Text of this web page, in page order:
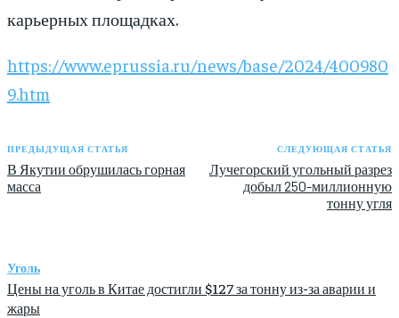
карьерных площадках.
https://www.eprussia.ru/news/base/2024/400980
9.htm
ПРЕДЫДУЩАЯ СТАТЬЯ
В Якутии обрушилась горная
масса
СЛЕДУЮЩАЯ СТАТЬЯ
Лучегорский угольный разрез
добыл 250-миллионную
тонну угля
Уголь
Цены на уголь в Китае достигли $127 за тонну из-за аварии и
жары